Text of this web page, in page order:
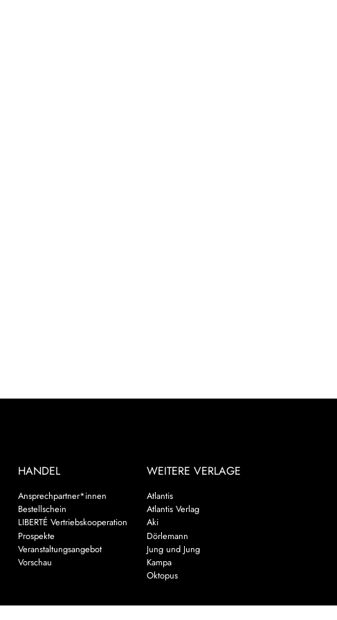
HANDEL
Ansprechpartner*innen
Bestellschein
LIBERTÉ Vertriebskooperation
Prospekte
Veranstaltungsangebot
Vorschau
WEITERE VERLAGE
Atlantis
Atlantis Verlag
Aki
Dörlemann
Jung und Jung
Kampa
Oktopus